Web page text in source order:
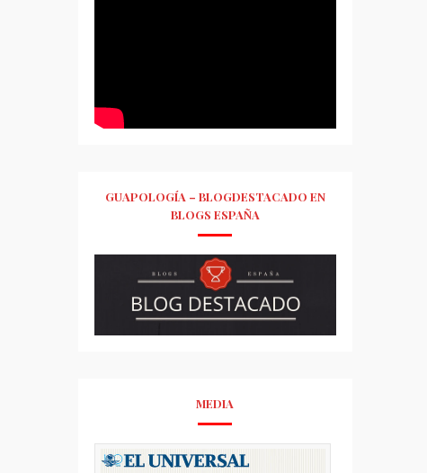
GUAPOLOGÍA – BLOGDESTACADO EN
BLOGS ESPAÑA
MEDIA